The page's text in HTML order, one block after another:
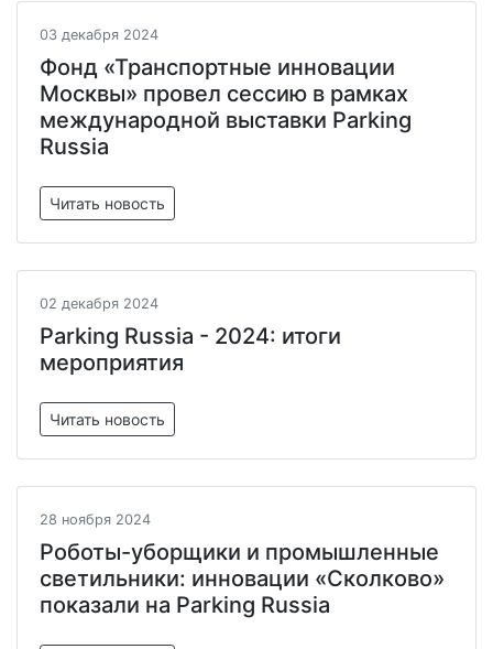
03 декабря 2024
Фонд «Транспортные инновации
Москвы» провел сессию в рамках
международной выставки Parking
Russia
Читать новость
02 декабря 2024
Parking Russia - 2024: итоги
мероприятия
Читать новость
28 ноября 2024
Роботы-уборщики и промышленные
светильники: инновации «Сколково»
показали на Parking Russia